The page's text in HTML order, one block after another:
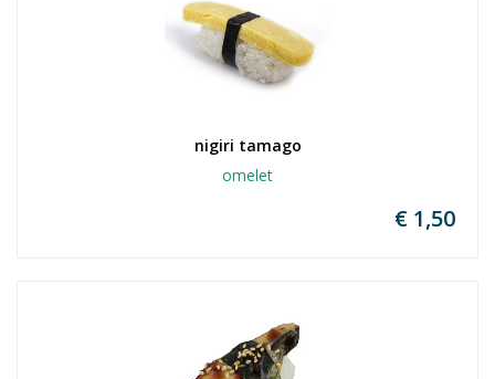
nigiri tamago
omelet
€ 1,50